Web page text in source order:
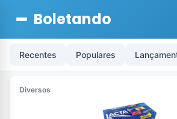
Boletando
Recentes Populares
Diversos